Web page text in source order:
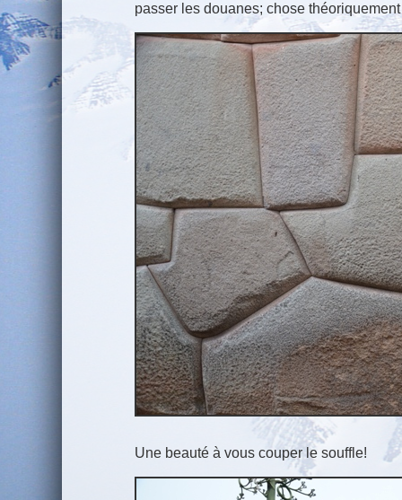
passer les douanes; chose
Une beauté à vous couper le souffle!